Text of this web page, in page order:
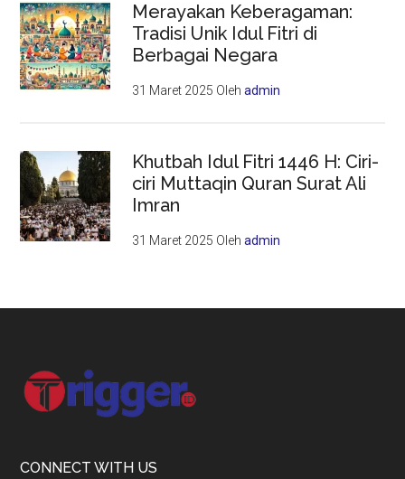
Merayakan Keberagaman:
Tradisi Unik Idul Fitri di
Berbagai Negara
31 Maret 2025 Olehadmin
Khutbah Idul Fitri 1446 H: Ciri-
ciri Muttaqin Quran Surat Ali
Imran
31 Maret 2025 Olehadmin
Footer
CONNECT WITH US